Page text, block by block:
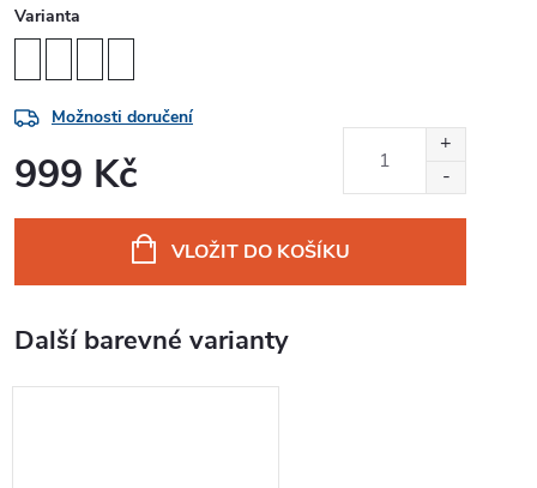
Varianta
Možnosti doručení
999 Kč
VLOŽIT DO KOŠÍKU